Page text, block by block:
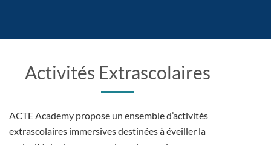
Activités Extrascolaires
ACTE Academy propose un ensemble d’activités
extrascolaires immersives destinées à éveiller la